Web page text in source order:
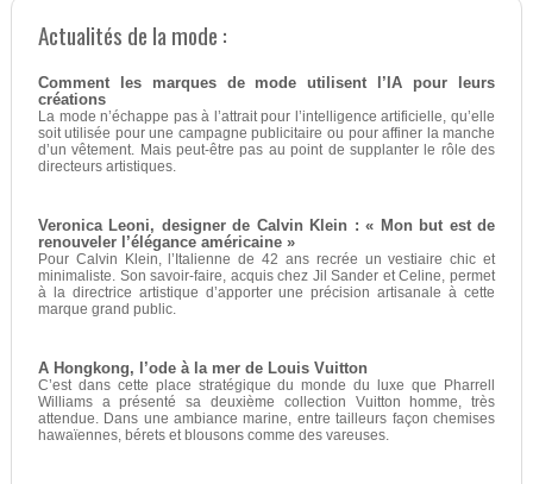
Actualités de la mode :
Comment les marques de mode utilisent l’IA pour leurs
créations
La mode n’échappe pas à l’attrait pour l’intelligence artificielle, qu’elle
soit utilisée pour une campagne publicitaire ou pour affiner la manche
d’un vêtement. Mais peut-être pas au point de supplanter le rôle des
directeurs artistiques.
Veronica Leoni, designer de Calvin Klein : « Mon but est de
renouveler l’élégance américaine »
Pour Calvin Klein, l’Italienne de 42 ans recrée un vestiaire chic et
minimaliste. Son savoir-faire, acquis chez Jil Sander et Celine, permet
à la directrice artistique d’apporter une précision artisanale à cette
marque grand public.
A Hongkong, l’ode à la mer de Louis Vuitton
C’est dans cette place stratégique du monde du luxe que Pharrell
Williams a présenté sa deuxième collection Vuitton homme, très
attendue. Dans une ambiance marine, entre tailleurs façon chemises
hawaïennes, bérets et blousons comme des vareuses.